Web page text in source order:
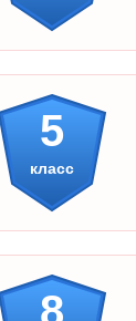
5
класс
8